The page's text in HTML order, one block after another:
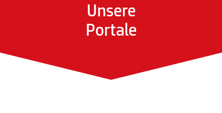
Unsere
Portale